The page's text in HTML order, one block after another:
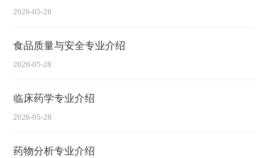
2026-05-28
食品质量与安全专业介绍
2026-05-28
临床药学专业介绍
2026-05-28
药物分析专业介绍